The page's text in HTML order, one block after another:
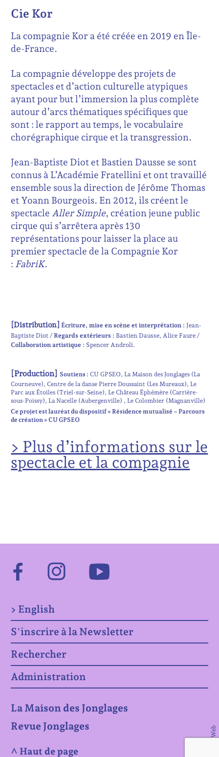
Cie Kor
La compagnie Kor a été créée en 2019 en Île-
de-France.
La compagnie développe des projets de
spectacles et d’action culturelle atypiques
ayant pour but l’immersion la plus complète
autour d’arcs thématiques spécifiques que
sont : le rapport au temps, le vocabulaire
chorégraphique cirque et la transgression.
Jean-Baptiste Diot et Bastien Dausse se sont
connus à L’Académie Fratellini et ont travaillé
ensemble sous la direction de Jérôme Thomas
et Yoann Bourgeois. En 2012, ils créent le
spectacle Aller Simple, création jeune public
cirque qui s’arrêtera après 130
représentations pour laisser la place au
premier spectacle de la Compagnie Kor
: FabriK.
[Distribution]Écriture, mise en scène et interprétation :Jean-
Baptiste Diot
Regards extérieurs :Bastien Dausse Alice Faure
Collaboration artistique : Spencer Androli
[Production] Soutiens : CU GPSEO, La Maison des Jonglages (La
Courneuve), Centre de la danse Pierre Doussaint (Les Mureaux), Le
Parc aux Étoiles (Triel-sur-Seine), Le Château Éphémère (Carrière-
sous-Poissy), La Nacelle (Aubergenville) , Le Colombier (Magnanville)
Ce projet est lauréat du dispositif « Résidence mutualisé – Parcours
de création » CU GPSEO
> Plus d’informations sur le
spectacle et la compagnie
Facebook
Instagram
> English
S'inscrire à la Newsletter
Rechercher
Administration
La Maison des Jonglages
Revue Jonglages
^ Haut de page © Matière Web